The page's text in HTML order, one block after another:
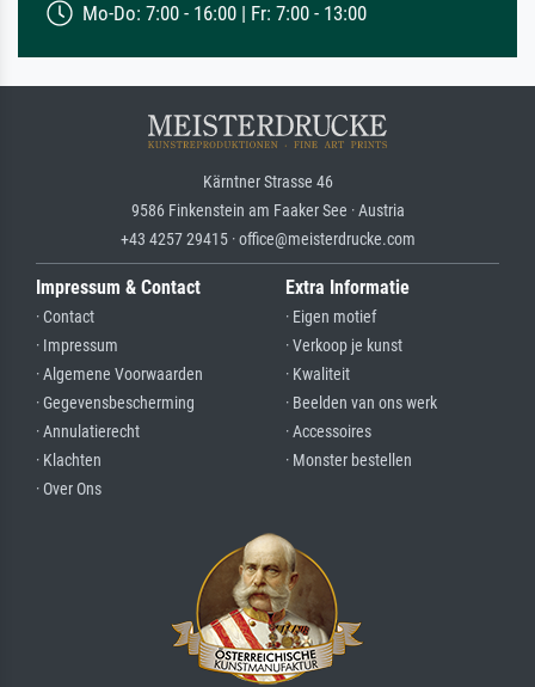
Mo-Do: 7:00 - 16:00 | Fr: 7:00 - 13:00
Kärntner Strasse 46
9586 Finkenstein am Faaker See · Austria
+43 4257 29415 · office@meisterdrucke.com
Impressum & Contact
· Contact
· Impressum
· Algemene Voorwaarden
· Gegevensbescherming
· Annulatierecht
· Klachten
· Over Ons
Extra Informatie
· Eigen motief
· Verkoop je kunst
· Kwaliteit
· Beelden van ons werk
· Accessoires
· Monster bestellen